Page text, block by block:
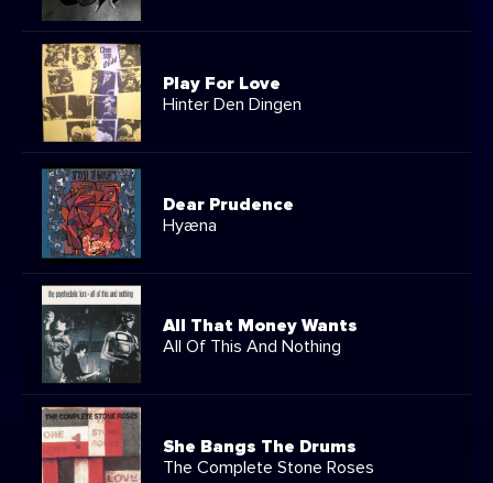
Play For Love
Hinter Den Dingen
Dear Prudence
Hyæna
All That Money Wants
All Of This And Nothing
She Bangs The Drums
The Complete Stone Roses